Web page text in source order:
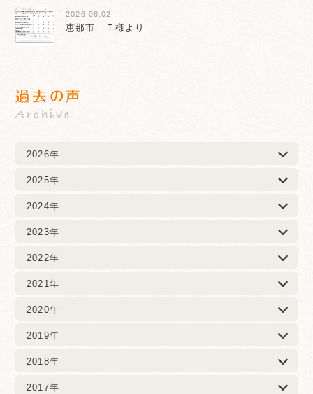
2026.08.02
恵那市 Ｔ様より
過去の声
Archive
2026年
2025年
2024年
2023年
2022年
2021年
2020年
2019年
2018年
2017年